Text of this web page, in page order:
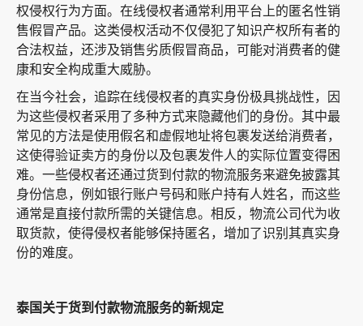
关于我们
联系方式
Languages
权侵权行为方面。在线侵权者通常利用平台上的匿名性销
售假冒产品。这类侵权活动不仅侵犯了知识产权所有者的
合法权益，还涉及销售劣质假冒商品，可能对消费者的健
康和安全构成重大威胁。
在当今社会，追踪在线侵权者的真实身份极具挑战性，因
为这些侵权者采用了多种方式来隐藏他们的身份。其中最
常见的方法是使用假名和虚假地址将包裹发送给消费者，
这使得验证卖方的身份以及包裹发件人的实际位置变得困
难。一些侵权者还通过货到付款的物流服务来避免披露其
身份信息，例如银行账户号码和账户持有人姓名，而这些
通常是直接付款所需的关键信息。相反，物流公司代为收
取货款，使得侵权者能够保持匿名，增加了识别其真实身
份的难度。
泰国关于货到付款物流服务的新规定